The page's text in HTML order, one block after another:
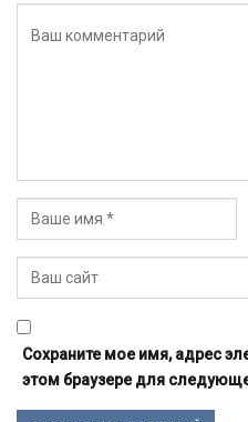
Сохраните мое имя, адрес
этом браузере для